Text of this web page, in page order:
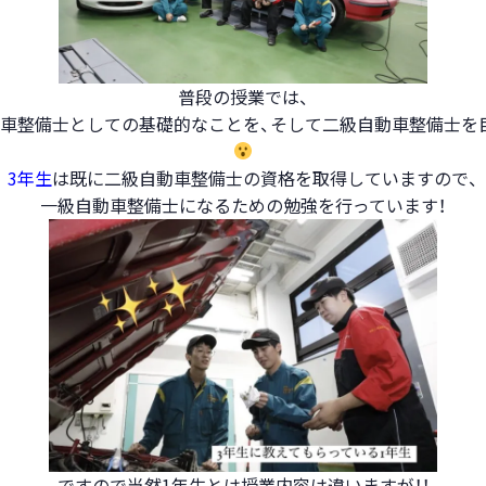
普段の授業では、
整備士としての基礎的なことを、そして二級自動車整備士を
3年生は既に二級自動車整備士の資格を取得していますので、
一級自動車整備士になるための勉強を行っています！